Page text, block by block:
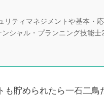
リティマネジメントや基本・
シャル・プランニング技能士
も貯められたら一石二鳥